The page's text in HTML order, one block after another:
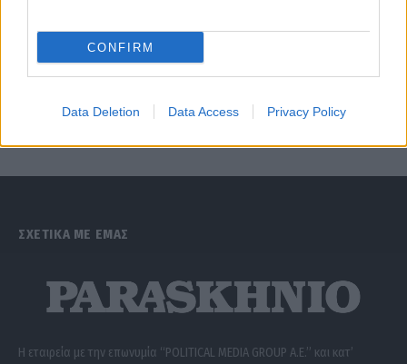
CONFIRM
Data Deletion Data Access Privacy Policy
ΣΧΕΤΙΚΑ ΜΕ ΕΜΑΣ
Η εταιρεία με την επωνυμία “POLITICAL MEDIA GROUP A.E.” και κατ’